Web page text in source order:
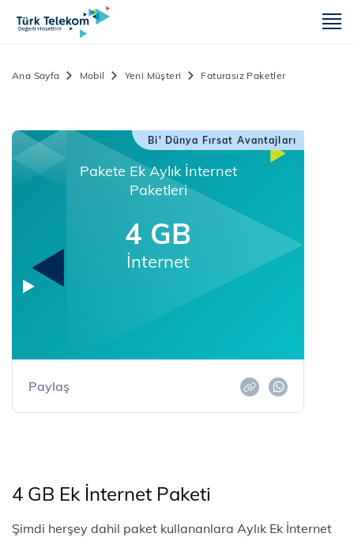
Ana Sayfa Mobil Yeni Müşteri Faturasız Paketler
Bi' Dünya Fırsat Avantajları
Pakete Ek Aylık İnternet
Paketleri
4 GB
İnternet
Paylaş
4 GB Ek İnternet Paketi
Şimdi herşey dahil paket kullananlara Aylık Ek İnternet